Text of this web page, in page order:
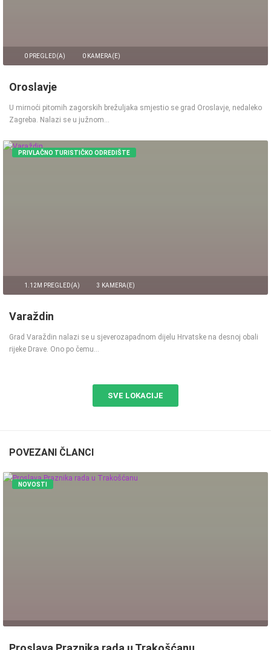
0 PREGLED(A) 0 KAMERA(E)
Oroslavje
U mirnoći pitomih zagorskih brežuljaka smjestio se grad Oroslavje, nedaleko
Zagreba. Nalazi se u južnom…
1.12M PREGLED(A) 3 KAMERA(E)
PRIVLAČNO TURISTIČKO ODREDIŠTE
Varaždin
Grad Varaždin nalazi se u sjeverozapadnom dijelu Hrvatske na desnoj obali
rijeke Drave. Ono po čemu…
SVE LOKACIJE
POVEZANI ČLANCI
NOVOSTI